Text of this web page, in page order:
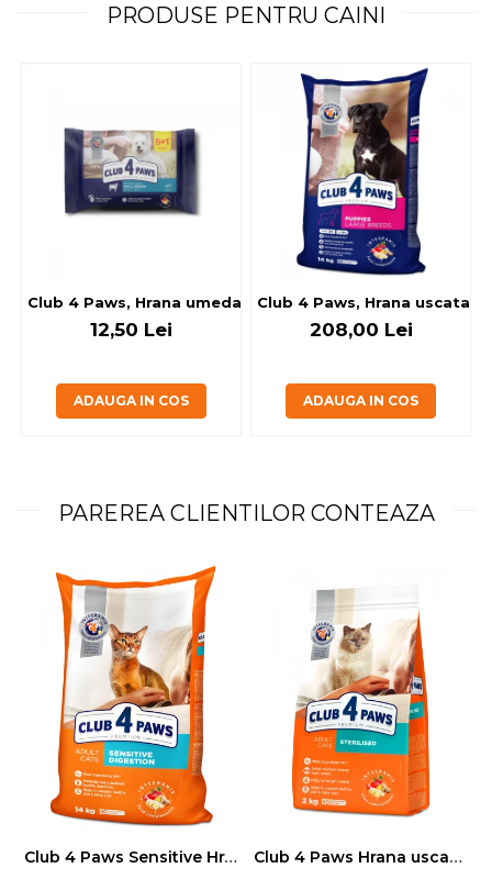
PRODUSE PENTRU CAINI
Club 4 Paws, Hrana umeda caini - cu miel, set 5+1, 6x80 g
12,50 Lei
ADAUGA IN COS
Club 4 Paws, Hrana uscata
208,00 Lei
ADAUGA IN COS
PAREREA CLIENTILOR CONTEAZA
Club 4 Paws Sensitive Hrana uscata pisici adulte, 14kg Club 4 Paws Hrana uscata pisici sterilizate, 2kg